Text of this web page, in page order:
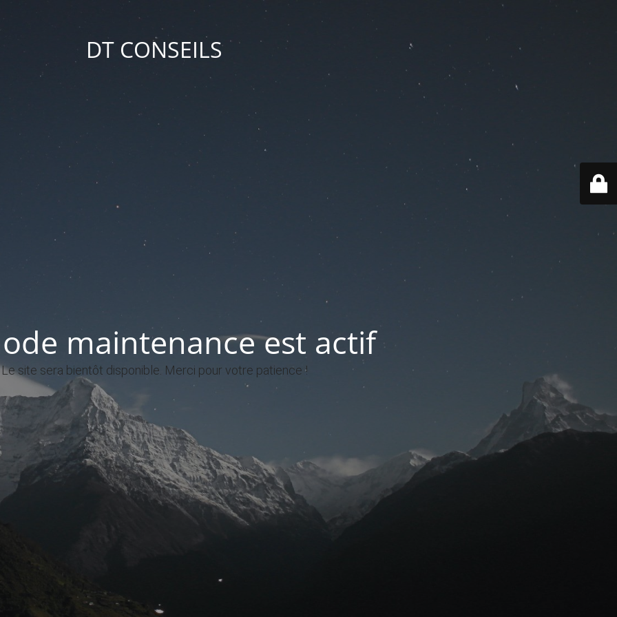
DT CONSEILS
maintenance est actif
Le site sera bientôt disponible. Merci pour votre patience !